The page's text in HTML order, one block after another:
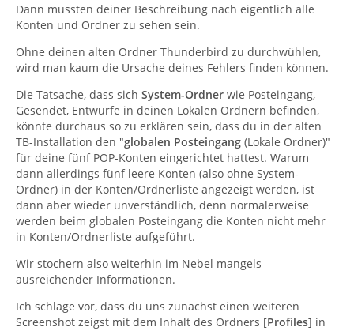
Dann müssten deiner Beschreibung nach eigentlich alle
Konten und Ordner zu sehen sein.
Ohne deinen alten Ordner Thunderbird zu durchwühlen,
wird man kaum die Ursache deines Fehlers finden können.
Die Tatsache, dass sich System-Ordner wie Posteingang,
Gesendet, Entwürfe in deinen Lokalen Ordnern befinden,
könnte durchaus so zu erklären sein, dass du in der alten
TB-Installation den "globalen Posteingang (Lokale Ordner)"
für deine fünf POP-Konten eingerichtet hattest. Warum
dann allerdings fünf leere Konten (also ohne System-
Ordner) in der Konten/Ordnerliste angezeigt werden, ist
dann aber wieder unverständlich, denn normalerweise
werden beim globalen Posteingang die Konten nicht mehr
in Konten/Ordnerliste aufgeführt.
Wir stochern also weiterhin im Nebel mangels
ausreichender Informationen.
Ich schlage vor, dass du uns zunächst einen weiteren
Screenshot zeigst mit dem Inhalt des Ordners [Profiles] in